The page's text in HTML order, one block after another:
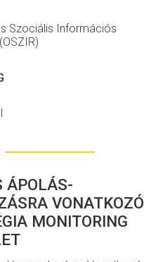
Szociális Információs
ÁPOLÁS-
VONATKOZÓ
MONITORING